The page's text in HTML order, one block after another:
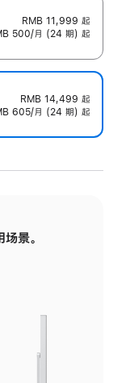
RMB 11,999 起
500/月 (24 期) 起
RMB 14,499 起
605/月 (24 期) 起
景。